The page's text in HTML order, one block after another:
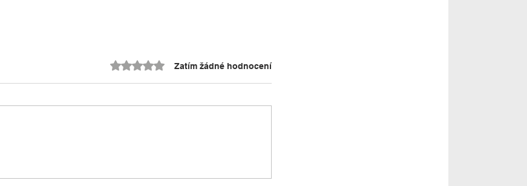
Hodnoceno 0 z 5 hvězdiček.
Zatím žádné hodnocení